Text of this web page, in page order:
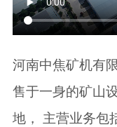
河南中焦矿机有
售于一身的矿山
地， 主营业务包